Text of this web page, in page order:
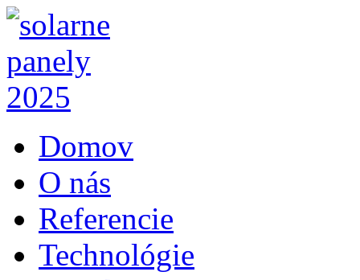
Domov
O nás
Referencie
Technológie